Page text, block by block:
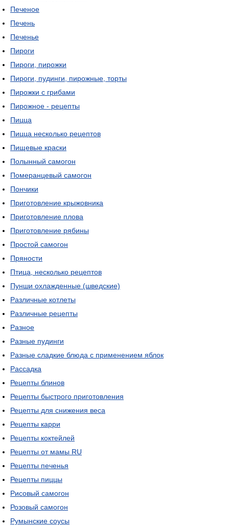
Печеное
Печень
Печенье
Пироги
Пироги, пирожки
Пироги, пудинги, пирожные, торты
Пирожки с грибами
Пирожное - рецепты
Пицца
Пицца несколько рецептов
Пищевые краски
Полынный самогон
Померанцевый самогон
Пончики
Приготовление крыжовника
Приготовление плова
Приготовление рябины
Простой самогон
Пряности
Птица, несколько рецептов
Пунши охлажденные (шведские)
Различные котлеты
Различные рецепты
Разное
Разные пудинги
Разные сладкие блюда с применением яблок
Рассадка
Рецепты блинов
Рецепты быстрого приготовления
Рецепты для снижения веса
Рецепты карри
Рецепты коктейлей
Рецепты от мамы RU
Рецепты печенья
Рецепты пиццы
Рисовый самогон
Розовый самогон
Румынские соусы